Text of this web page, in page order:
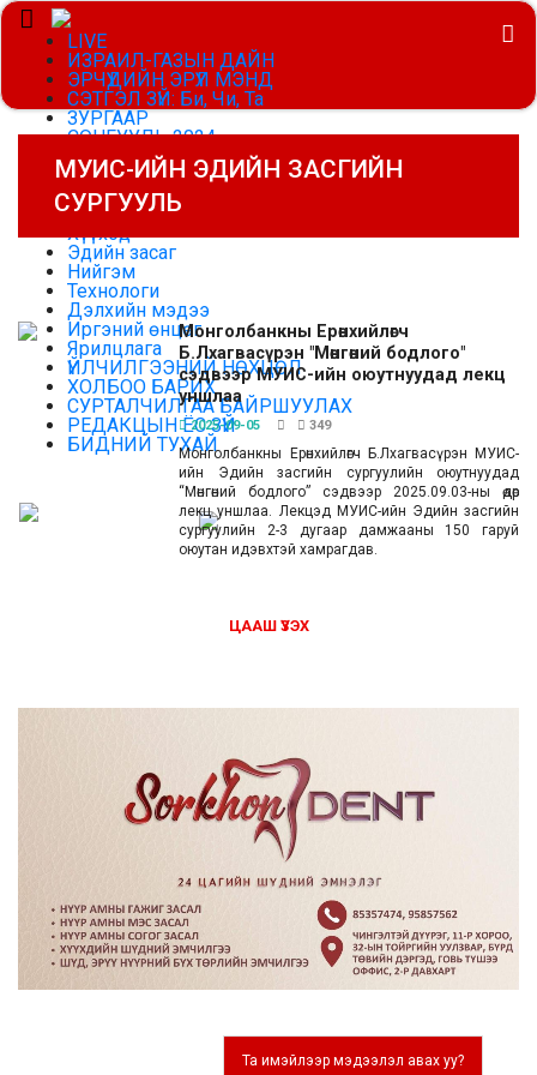
LIVE
ИЗРАИЛ-ГАЗЫН ДАЙН
ЭРЧҮҮДИЙН ЭРҮҮЛ МЭНД
СЭТГЭЛ ЗҮЙ: Би, Чи, Та
ЗУРГААР
СОНГУУЛЬ 2024
Цаг агаар
Эрүүл мэнд
Улс төр
Украины дайн
Хүүхэд
Эдийн засаг
Нийгэм
Технологи
Дэлхийн мэдээ
Иргэний өнцөг
Ярилцлага
ҮЙЛЧИЛГЭЭНИЙ НӨХЦӨЛ
ХОЛБОО БАРИХ
СУРТАЛЧИЛГАА БАЙРШУУЛАХ
РЕДАКЦЫН ЁС ЗҮЙ
БИДНИЙ ТУХАЙ
Эерэг мэдээллийг эн тэргүүнд
USD | 3585
МУИС-ИЙН ЭДИЙН ЗАСГИЙН
СУРГУУЛЬ
Монголбанкны Ерөнхийлөгч
Б.Лхагвасүрэн "Мөнгөний бодлого"
сэдвээр МУИС-ийн оюутнуудад лекц
уншлаа
2025-09-05 349
Монголбанкны Ерөнхийлөгч Б.Лхагвасүрэн МУИС-
ийн Эдийн засгийн сургуулийн оюутнуудад
“Мөнгөний бодлого” сэдвээр 2025.09.03-ны өдөр
лекц уншлаа. Лекцэд МУИС-ийн Эдийн засгийн
сургуулийн 2-3 дугаар дамжааны 150 гаруй
оюутан идэвхтэй хамрагдав.
ЦААШ ҮЗЭХ
Та имэйлээр мэдээлэл авах уу?